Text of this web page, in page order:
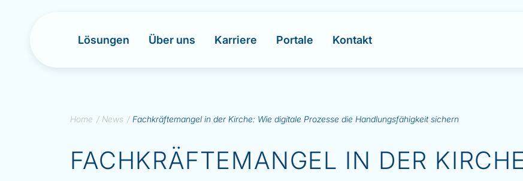
Lösungen Über uns Karriere Portale Kontakt
Home / News / Fachkräftemangel in der Kirche: Wie digitale Prozesse die Handlungsfähigkeit sichern
FACHKRÄFTEMANGEL IN DER